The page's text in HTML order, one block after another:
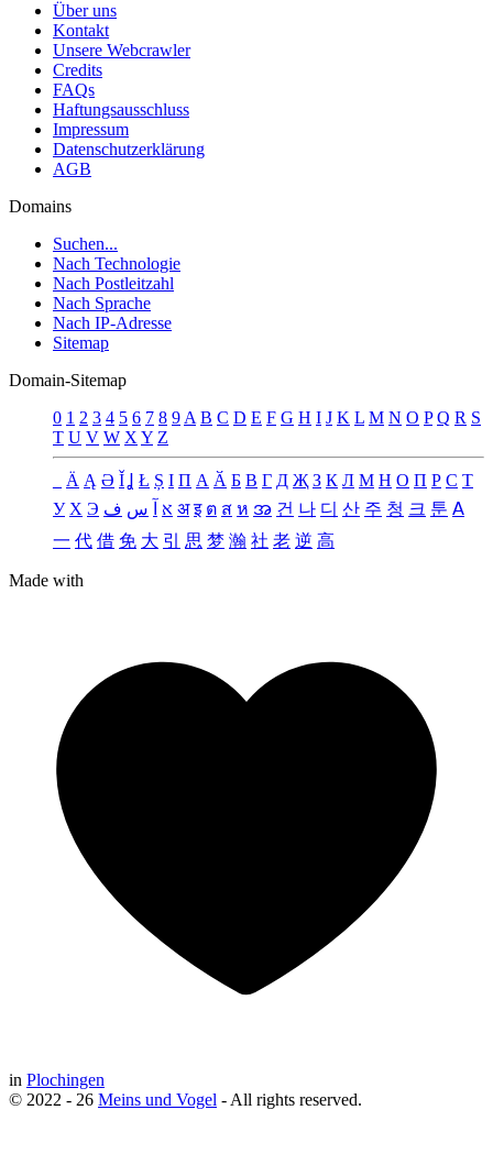
Über uns
Kontakt
Unsere Webcrawler
Credits
FAQs
Haftungsausschluss
Impressum
Datenschutzerklärung
AGB
Domains
Suchen...
Nach Technologie
Nach Postleitzahl
Nach Sprache
Nach IP-Adresse
Sitemap
Domain-Sitemap
0 1 2 3 4 5 6 7 8 9 A B C D E F G H I J K L M N O P Q R S
T U V W X Y Z
Ä Ą Ə Ǐ Ʝ Ł Ș Ι Π А Ӑ Б В Г Д Җ З К Л М Н О П Р С Т
У Х Э א س ف अ इ ต ส ห အ 건 나 디 산 주 청 크 툰 ꓮ
一 代 借 免 大 引 思 梦 瀚 社 老 逆 高
Made with
in Plochingen
© 2022 - 26 Meins und Vogel - All rights reserved.